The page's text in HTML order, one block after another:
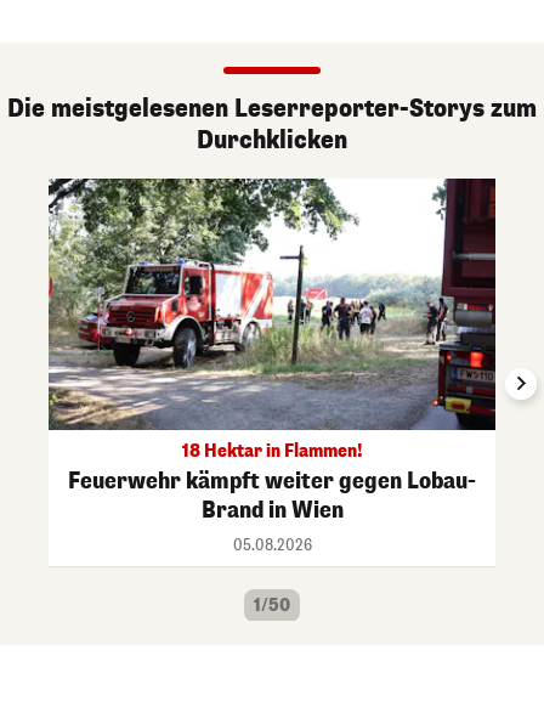
Die meistgelesenen Leserreporter-Storys zum
Durchklicken
18 Hektar in Flammen!
Feuerwehr kämpft weiter gegen Lobau-
Brand in Wien
05.08.2026
1/50